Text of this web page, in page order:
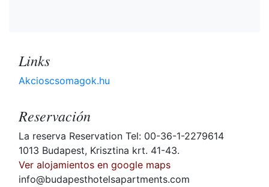
Links
Akcioscsomagok.hu
Reservación
La reserva Reservation Tel: 00-36-1-2279614
1013 Budapest, Krisztina krt. 41-43.
Ver alojamientos en google maps
info@budapesthotelsapartments.com